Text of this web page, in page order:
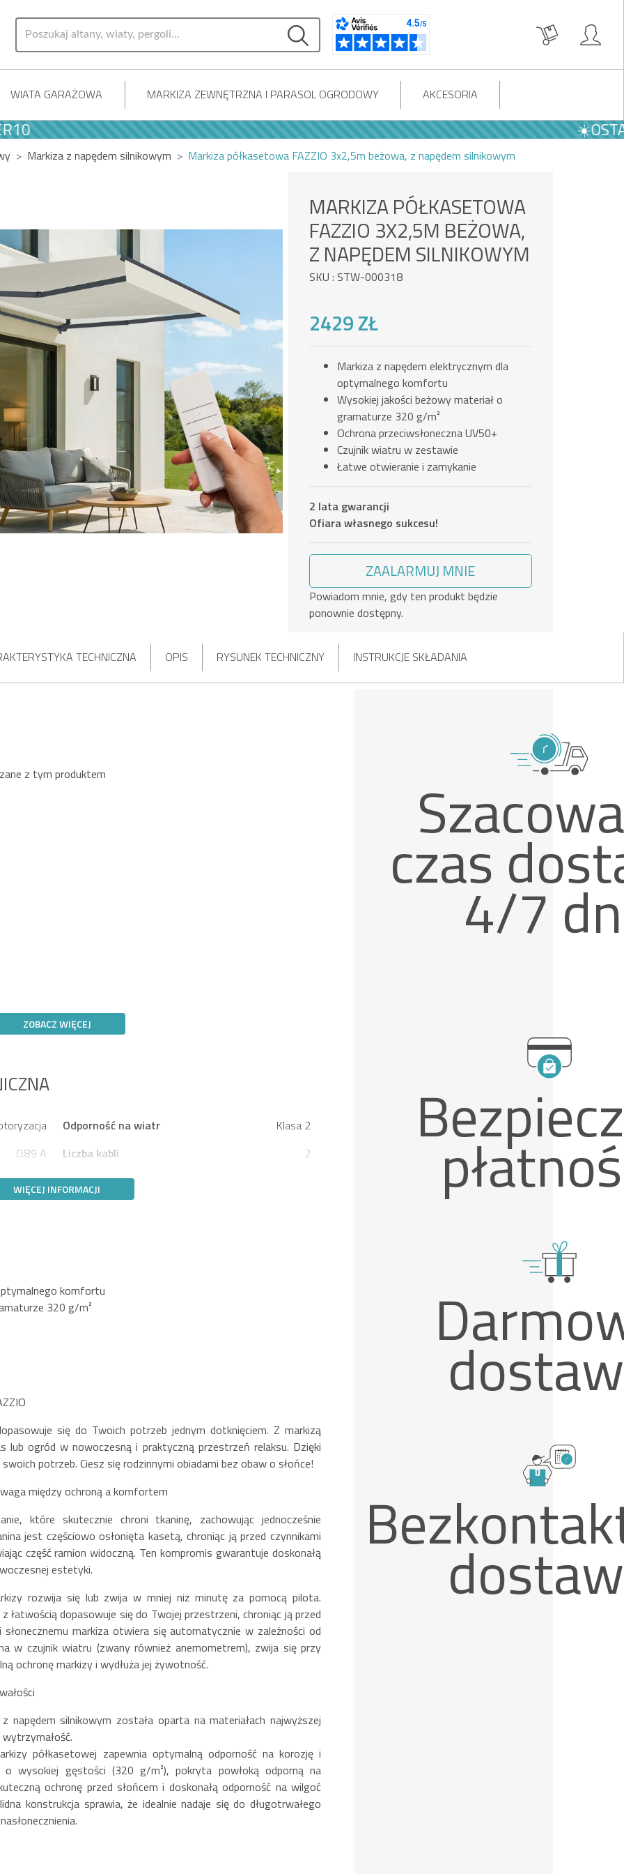
WIATA GARAŻOWA MARKIZA ZEWNĘTRZNA I PARASOL OGRODOWY AKCESORIA
☀️OSTATNIE
Markiza z napędem silnikowym Markiza półkasetowa FAZZIO 3x2,5m beżowa, z napędem silnikowym
MARKIZA PÓŁKASETOWA
FAZZIO 3X2,5M BEŻOWA,
Z NAPĘDEM SILNIKOWYM
SKU : STW-000318
2429 ZŁ
Markiza z napędem elektrycznym dla
optymalnego komfortu
Wysokiej jakości beżowy materiał o
gramaturze 320 g/m²
Ochrona przeciwsłoneczna UV50+
Czujnik wiatru w zestawie
Łatwe otwieranie i zamykanie
2 lata gwarancji
Ofiara własnego sukcesu!
ZAALARMUJ MNIE
Powiadom mnie, gdy ten produkt będzie
ponownie dostępny.
TECHNICZNA OPIS RYSUNEK TECHNICZNY INSTRUKCJE SKŁADANIA
z tym produktem
ZOBACZ WIĘCEJ
Odporność na wiatr
Klasa 2
0.89 A Liczba kabli 2
WIĘCEJ INFORMACJI
komfortu
320 g/m²
się do Twoich potrzeb jednym dotknięciem. Z markizą
lub ogród w nowoczesną i praktyczną przestrzeń relaksu. Dzięki
potrzeb. Ciesz się rodzinnymi obiadami bez obaw o słońce!
między ochroną a komfortem
które skutecznie chroni tkaninę, zachowując jednocześnie
jest częściowo osłonięta kasetą, chroniąc ją przed czynnikami
część ramion widoczną. Ten kompromis gwarantuje doskonałą
estetyki.
rozwija się lub zwija w mniej niż minutę za pomocą pilota.
łatwością dopasowuje się do Twojej przestrzeni, chroniąc ją przed
słonecznemu markiza otwiera się automatycznie w zależności od
w czujnik wiatru (zwany również anemometrem), zwija się przy
ochronę markizy i wydłuża jej żywotność.
napędem silnikowym została oparta na materiałach najwyższej
półkasetowej zapewnia optymalną odporność na korozję i
wysokiej gęstości (320 g/m²), pokryta powłoką odporną na
ochronę przed słońcem i doskonałą odporność na wilgoć
konstrukcja sprawia, że idealnie nadaje się do długotrwałego
czas
4/7